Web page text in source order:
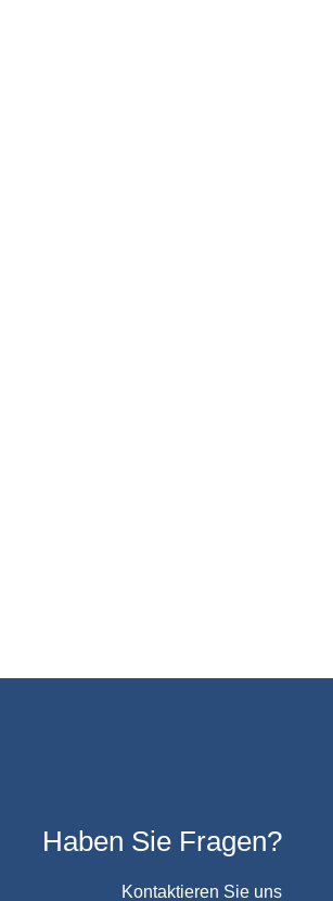
Haben Sie Fragen?
Kontaktieren Sie uns